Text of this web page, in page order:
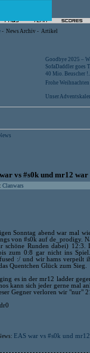
- News Archiv - Artikel
Goodbye 2025 –
SofaDaddler goes
40 Mio. Beuscher
Frohe
Unser
vs #s0k und mr12
Clanwars
Sonntag abend war mal
von #s0k auf de_prodigy.
schöne Runden dabei)
zum 0:8 gar nicht ins
:/ und wir hams verpeilt
Quentchen Glück zum Sieg.
es in der mr12 ladder
kann sich jeder gerne mal
Gegner verloren wir "nur"
EAS war vs #s0k und